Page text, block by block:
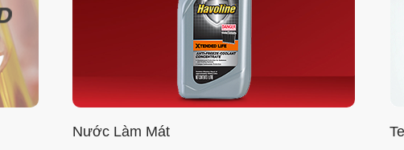
Nước Làm Mát